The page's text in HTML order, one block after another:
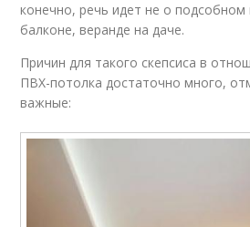
конечно, речь идет не о
балконе, веранде на даче.
Причин для такого скепсиса в
ПВХ-потолка достаточно много,
важные: